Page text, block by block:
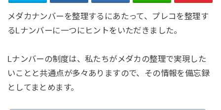
メダカナンバーを整理するにあたって、プレコを整理す
るLナンバーに一つにヒントをいただきました。
Lナンバーの制度は、私たちがメダカの整理で実現した
いことと共通点が多々ありますので、その情報を備忘録
としてまとめます。